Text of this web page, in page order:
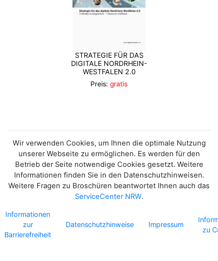
STRATEGIE FÜR DAS
DIGITALE NORDRHEIN-
WESTFALEN 2.0
Preis: gratis
Wir verwenden Cookies, um Ihnen die optimale Nutzung
unserer Webseite zu ermöglichen. Es werden für den
Betrieb der Seite notwendige Cookies gesetzt. Weitere
Informationen finden Sie in den Datenschutzhinweisen.
Weitere Fragen zu Broschüren beantwortet Ihnen auch das
ServiceCenter NRW.
Informationen
zur
Barrierefreiheit
Datenschutzhinweise Impressum
zu